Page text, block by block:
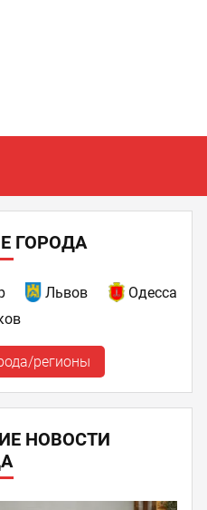
ГОРОДА
Львов
Одесса
регионы
НОВОСТИ